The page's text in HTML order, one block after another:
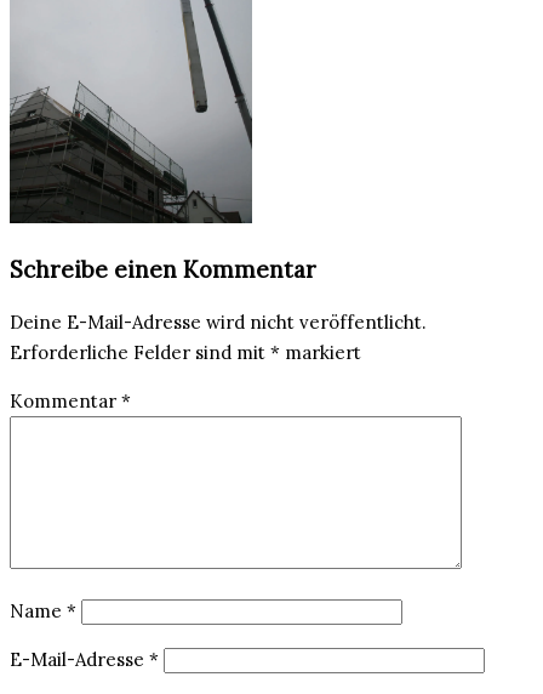
Schreibe einen Kommentar
Deine E-Mail-Adresse wird nicht veröffentlicht.
Erforderliche Felder sind mit * markiert
Kommentar *
Name *
E-Mail-Adresse *